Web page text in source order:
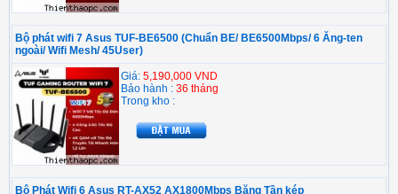
Bộ phát wifi 7 Asus TUF-BE6500 (Chuẩn BE/ BE6500Mbps/ 6 Ăng-ten
ngoài/ Wifi Mesh/ 45User)
Giá: 5,190,000 VND
Bảo hành : 36 tháng
Trong kho :
Bộ Phát Wifi 6 Asus RT-AX52 AX1800Mbps Băng Tần kép